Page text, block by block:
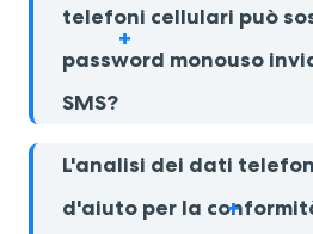
telefoni cellulari può
password monouso
SMS?
L'analisi dei dati
d'aiuto per la